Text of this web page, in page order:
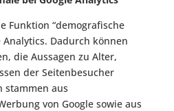
Funktion “demografische
Analytics. Dadurch können
die Aussagen zu Alter,
der Seitenbesucher
stammen aus
von Google sowie aus